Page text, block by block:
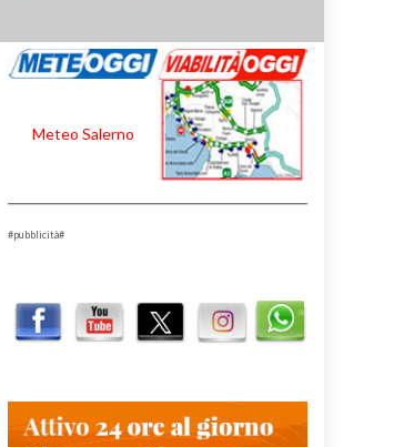
Meteo Salerno
#pubblicità#